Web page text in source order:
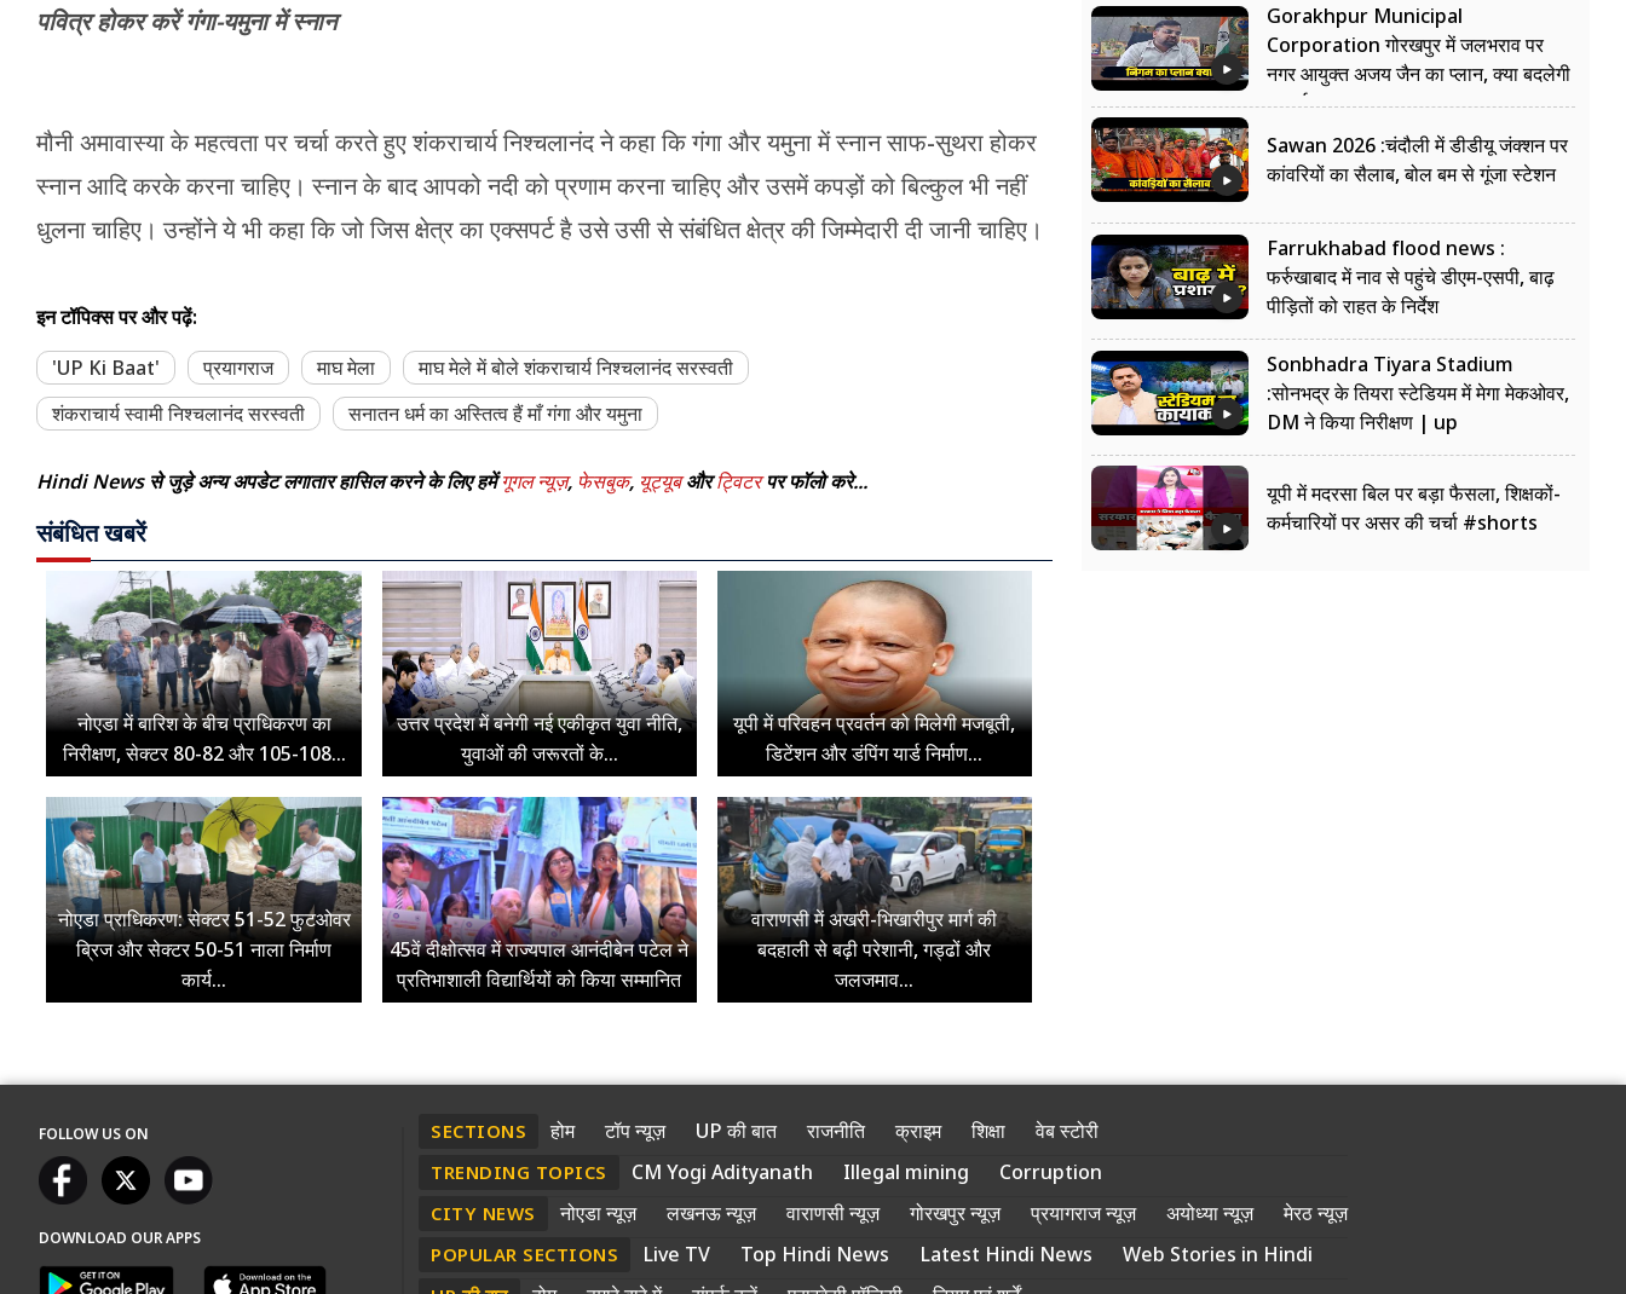
पवित्र होकर करें गंगा-यमुना में स्नान
मौनी अमावास्या के महत्वता पर चर्चा करते हुए शंकराचार्य निश्चलानंद ने कहा कि गंगा और यमुना में स्नान साफ-सुथरा होकर
स्नान आदि करके करना चाहिए। स्नान के बाद आपको नदी को प्रणाम करना चाहिए और उसमें कपड़ों को बिल्कुल भी नहीं
धुलना चाहिए। उन्होंने ये भी कहा कि जो जिस क्षेत्र का एक्सपर्ट है उसे उसी से संबंधित क्षेत्र की जिम्मेदारी दी जानी चाहिए।
इन टॉपिक्स पर और पढ़ें:
'UP Ki Baat'
प्रयागराज माघ मेला
माघ मेले में बोले शंकराचार्य निश्चलानंद सरस्वती
शंकराचार्य स्वामी निश्चलानंद सरस्वती
सनातन धर्म का अस्तित्व हैं माँ गंगा और यमुना
Hindi News से जुड़े अन्य अपडेट लगातार हासिल करने के लिए हमेंगूगल न्यूज़, फेसबुक, यूट्यूबऔरट्विटरपर फॉलो करे...
संबंधित खबरें
नोएडा में बारिश के बीच प्राधिकरण का
निरीक्षण, सेक्टर 80-82 और 105-108...
उत्तर प्रदेश में बनेगी नई एकीकृत युवा नीति,
युवाओं की जरूरतों के...
यूपी में परिवहन प्रवर्तन को मिलेगी मजबूती,
डिटेंशन और डंपिंग यार्ड निर्माण...
नोएडा प्राधिकरण: सेक्टर 51-52 फुटओवर
ब्रिज और सेक्टर 50-51 नाला निर्माण
कार्य...
45वें दीक्षोत्सव में राज्यपाल आनंदीबेन पटेल ने
प्रतिभाशाली विद्यार्थियों को किया सम्मानित
वाराणसी में अखरी-भिखारीपुर मार्ग की
बदहाली से बढ़ी परेशानी, गड्ढों और
जलजमाव...
Gorakhpur Municipal
Corporation गोरखपुर में जलभराव पर
नगर आयुक्त अजय जैन का प्लान, क्या बदलेगी
सफाई?
Sawan 2026 :चंदौली में डीडीयू जंक्शन पर
कांवरियों का सैलाब, बोल बम से गूंजा स्टेशन
Farrukhabad flood news :
फर्रुखाबाद में नाव से पहुंचे डीएम-एसपी, बाढ़
पीड़ितों को राहत के निर्देश
Sonbhadra Tiyara Stadium
:सोनभद्र के तियरा स्टेडियम में मेगा मेकओवर,
DM ने किया निरीक्षण | up
यूपी में मदरसा बिल पर बड़ा फैसला, शिक्षकों-
कर्मचारियों पर असर की चर्चा #shorts
FOLLOW US ON
DOWNLOAD OUR APPS
SECTIONS होम टॉप न्यूज़ UP की बात राजनीति क्राइम शिक्षा वेब स्टोरी
TRENDING TOPICS CM Yogi Adityanath Illegal mining Corruption
CITY NEWS नोएडा न्यूज़ लखनऊ न्यूज़ वाराणसी न्यूज़ गोरखपुर न्यूज़ प्रयागराज न्यूज़ अयोध्या न्यूज़ मेरठ न्यूज़
POPULAR SECTIONS Live TV Top Hindi News Latest Hindi News Web Stories in Hindi